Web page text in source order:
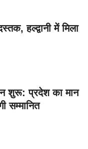
हल्द्वानी में मिला
शुरू: प्रदेश का मान
सम्मानित